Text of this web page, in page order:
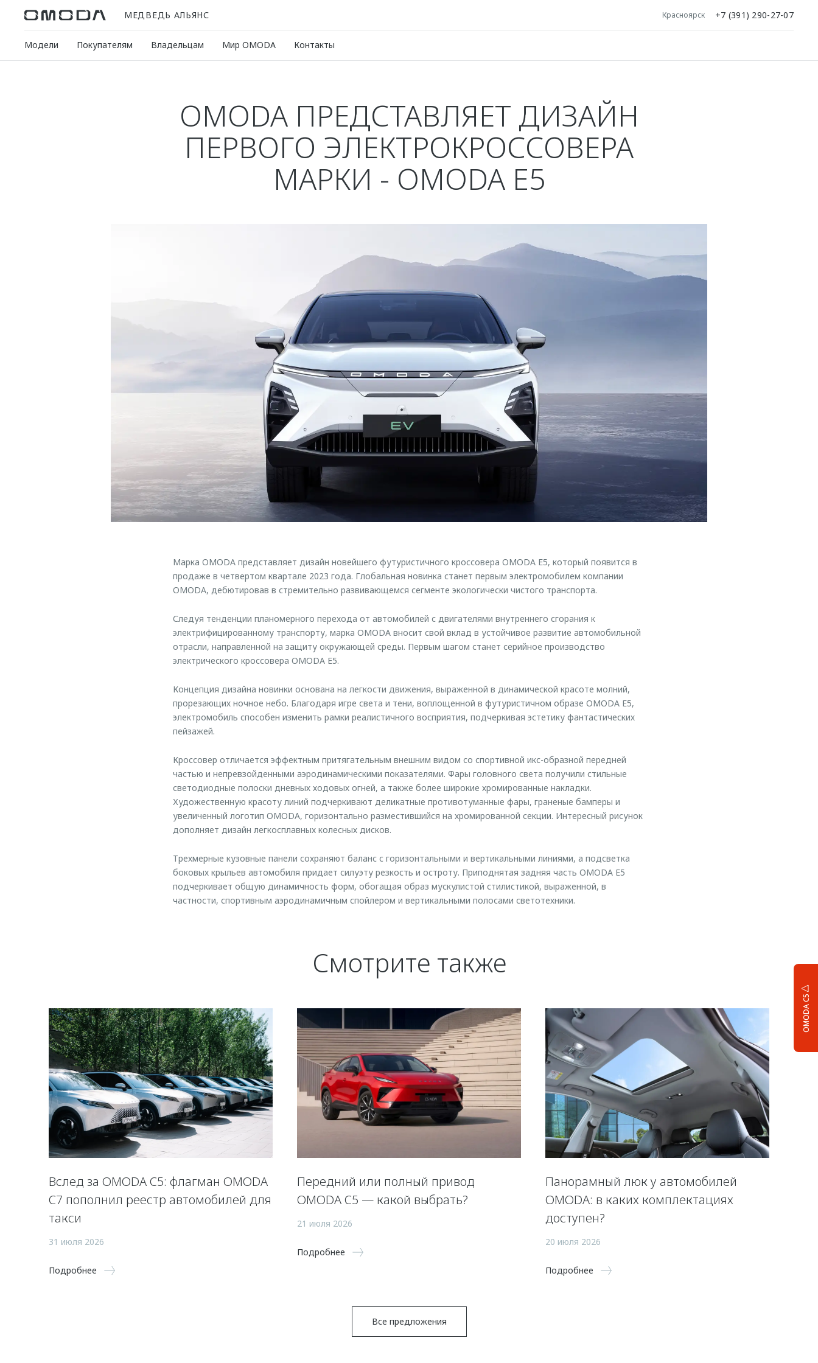
МЕДВЕДЬ АЛЬЯНС Красноярск +7 (391) 290-27-07
Модели Покупателям Владельцам Мир OMODA Контакты
OMODA C5
OMODA ПРЕДСТАВЛЯЕТ ДИЗАЙН
ПЕРВОГО ЭЛЕКТРОКРОССОВЕРА
МАРКИ - OMODA E5
Марка OMODA представляет дизайн новейшего футуристичного кроссовера OMODA E5, который появится в
продаже в четвертом квартале 2023 года. Глобальная новинка станет первым электромобилем компании
OMODA, дебютировав в стремительно развивающемся сегменте экологически чистого транспорта.
Следуя тенденции планомерного перехода от автомобилей с двигателями внутреннего сгорания к
электрифицированному транспорту, марка OMODA вносит свой вклад в устойчивое развитие автомобильной
отрасли, направленной на защиту окружающей среды. Первым шагом станет серийное производство
электрического кроссовера OMODA E5.
Концепция дизайна новинки основана на легкости движения, выраженной в динамической красоте молний,
прорезающих ночное небо. Благодаря игре света и тени, воплощенной в футуристичном образе OMODA E5,
электромобиль способен изменить рамки реалистичного восприятия, подчеркивая эстетику фантастических
пейзажей.
Кроссовер отличается эффектным притягательным внешним видом со спортивной икс-образной передней
частью и непревзойденными аэродинамическими показателями. Фары головного света получили стильные
светодиодные полоски дневных ходовых огней, а также более широкие хромированные накладки.
Художественную красоту линий подчеркивают деликатные противотуманные фары, граненые бамперы и
увеличенный логотип OMODA, горизонтально разместившийся на хромированной секции. Интересный рисунок
дополняет дизайн легкосплавных колесных дисков.
Трехмерные кузовные панели сохраняют баланс с горизонтальными и вертикальными линиями, а подсветка
боковых крыльев автомобиля придает силуэту резкость и остроту. Приподнятая задняя часть OMODA E5
подчеркивает общую динамичность форм, обогащая образ мускулистой стилистикой, выраженной, в
частности, спортивным аэродинамичным спойлером и вертикальными полосами светотехники.
Смотрите также
Вслед за OMODA C5: флагман OMODA
C7 пополнил реестр автомобилей для
такси
31 июля 2026
Подробнее
Передний или полный привод
OMODA C5 — какой выбрать?
21 июля 2026
Подробнее
Панорамный люк у автомобилей
OMODA: в каких комплектациях
доступен?
20 июля 2026
Подробнее
Все предложения